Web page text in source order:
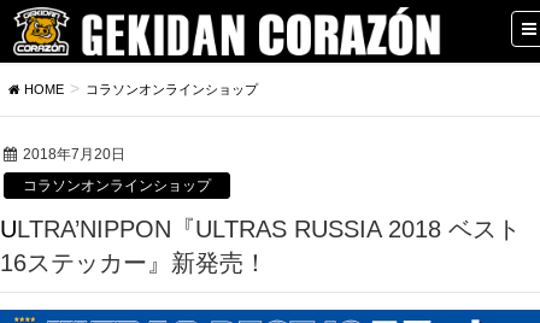
HOME コラソンオンラインショップ
2018年7月20日
コラソンオンラインショップ
ULTRA’NIPPON『ULTRAS RUSSIA 2018 ベスト
16ステッカー』新発売！